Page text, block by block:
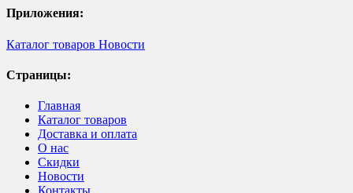
Приложения:
Каталог товаров Новости
Страницы:
Главная
Каталог товаров
Доставка и оплата
О нас
Скидки
Новости